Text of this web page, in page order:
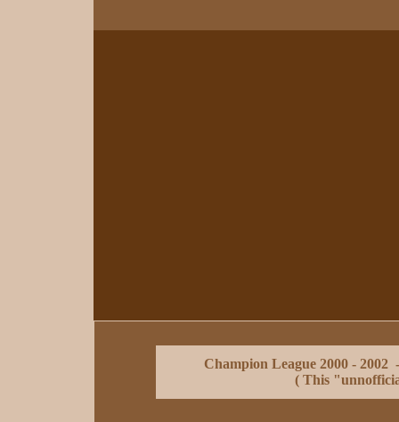
Champion League 2000 -
( This